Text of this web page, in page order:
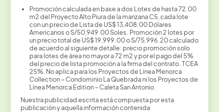
Promoción calculada en base a dos Lotes de hasta 72.00
m2 del Proyecto Alto Piura de la manzana C5, cada lote
con un precio de Lista de US$ 13,408.00 Dólares
Americanos o S/50,949.00 Soles. Promoción 2 lotes por
un precio total de US$ 19,999.00 o S/75,996.20 calculado
de acuerdo al siguiente detalle: precio promoción solo
para lotes de área no mayor a 72 m2 y por el pago del 5%
del precio de lista promoción a la firma del contrato. TCEA
25%. No aplica para los Proyectos de Línea Menorca
Collection – Condominio La Quebrada ni los Proyectos de
Línea Menorca Edition – Caleta San Antonio.
Nuestra publicidad escrita está compuesta por esta
publicación y aquella información contenida